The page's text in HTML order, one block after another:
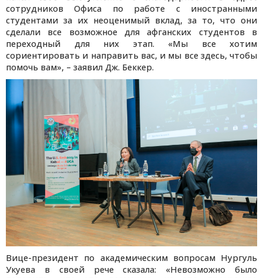
сотрудников Офиса по работе с иностранными
студентами за их неоценимый вклад, за то, что они
сделали все возможное для афганских студентов в
переходный для них этап. «Мы все хотим
сориентировать и направить вас, и мы все здесь, чтобы
помочь вам», – заявил Дж. Беккер.
Вице-президент по академическим вопросам Нургуль
Укуева в своей рече сказала: «Невозможно было